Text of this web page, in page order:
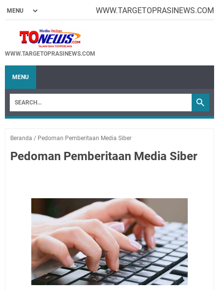
WWW.TARGETOPRASINEWS.COM
WWW.TARGETOPRASINEWS.COM
MENU
Beranda / Pedoman Pemberitaan Media Siber
Pedoman Pemberitaan Media Siber